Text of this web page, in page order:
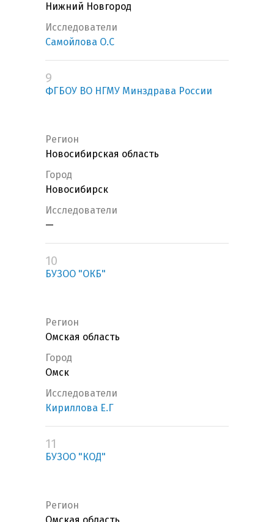
Нижний Новгород
Исследователи
Самойлова О.С
9
ФГБОУ ВО НГМУ Минздрава России
Регион
Новосибирская область
Город
Новосибирск
Исследователи
—
10
БУЗОО "ОКБ"
Регион
Омская область
Город
Омск
Исследователи
Кириллова Е.Г
11
БУЗОО "КОД"
Регион